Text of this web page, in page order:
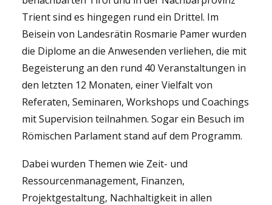
Trient sind es hingegen rund ein Drittel. Im
Beisein von Landesrätin Rosmarie Pamer wurden
die Diplome an die Anwesenden verliehen, die mit
Begeisterung an den rund 40 Veranstaltungen in
den letzten 12 Monaten, einer Vielfalt von
Referaten, Seminaren, Workshops und Coachings
mit Supervision teilnahmen. Sogar ein Besuch im
Römischen Parlament stand auf dem Programm.
Dabei wurden Themen wie Zeit- und
Ressourcenmanagement, Finanzen,
Projektgestaltung, Nachhaltigkeit in allen